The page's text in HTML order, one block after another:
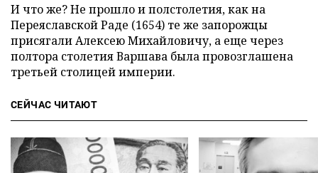
И что же? Не прошло и полстолетия, как на
Переяславской Раде (1654) те же запорожцы
присягали Алексею Михайловичу, а еще через
полтора столетия Варшава была провозглашена
третьей столицей империи.
СЕЙЧАС ЧИТАЮТ